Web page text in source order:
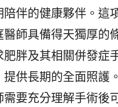
陪伴的健康夥伴。這
師具備得天獨厚的
肥胖及其相關併發症
提供長期的全面照護
需要充分理解手術後